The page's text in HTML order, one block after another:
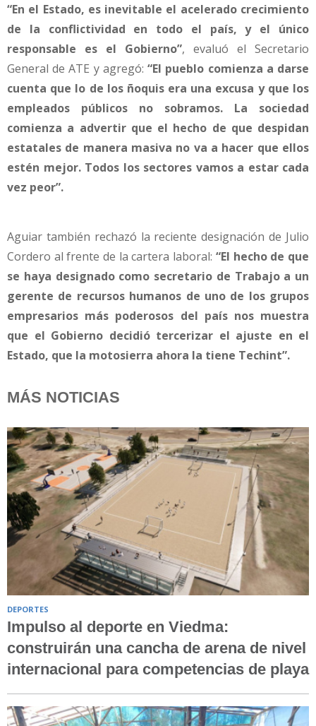
“En el Estado, es inevitable el acelerado crecimiento
de la conflictividad en todo el país, y el único
responsable es el Gobierno”, evaluó el Secretario
General de ATE y agregó:“El pueblo comienza a darse
cuenta que lo de los ñoquis era una excusa y que los
empleados públicos no sobramos. La sociedad
comienza a advertir que el hecho de que despidan
estatales de manera masiva no va a hacer que ellos
estén mejor. Todos los sectores vamos a estar cada
vez peor”.
Aguiar también rechazó la reciente designación de Julio
Cordero al frente de la cartera laboral: “El hecho de que
se haya designado como secretario de Trabajo a un
gerente de recursos humanos de uno de los grupos
empresarios más poderosos del país nos muestra
que el Gobierno decidió tercerizar el ajuste en el
Estado, que la motosierra ahora la tiene Techint”.
MÁS NOTICIAS
DEPORTES
Impulso al deporte en Viedma:
construirán una cancha de arena de nivel
internacional para competencias de playa